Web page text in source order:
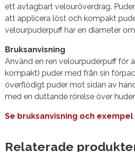
ett avtagbart velouröverdrag.
att applicera löst och kompakt
velourpuderpuff har en diameter
Bruksanvisning
Använd en ren velourpuderpuff för
kompakt) puder med från sin
överflödigt puder mot sidan av
med en duttande rörelse över
Se bruksanvisning och exempel
Relaterade